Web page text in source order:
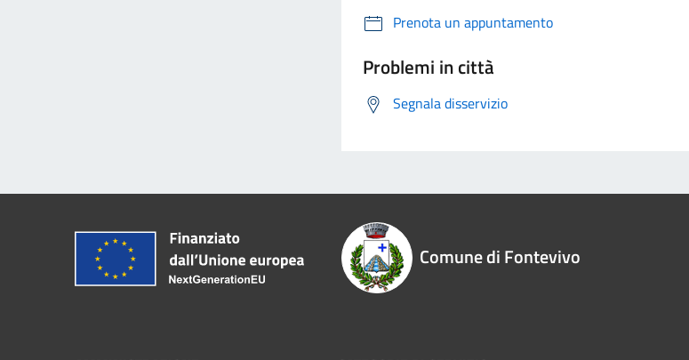
Prenota un appuntamento
Problemi in città
Segnala disservizio
Comune di Fontevivo